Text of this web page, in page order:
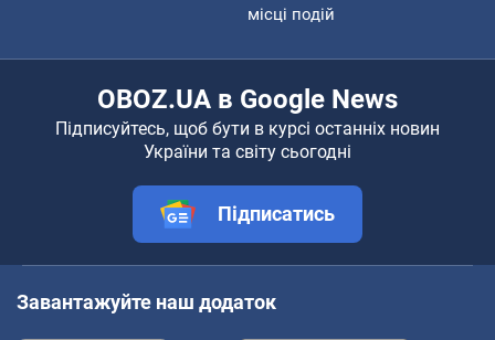
місці подій
OBOZ.UA в Google News
Підписуйтесь, щоб бути в курсі останніх новин
України та світу сьогодні
Підписатись
Завантажуйте наш додаток